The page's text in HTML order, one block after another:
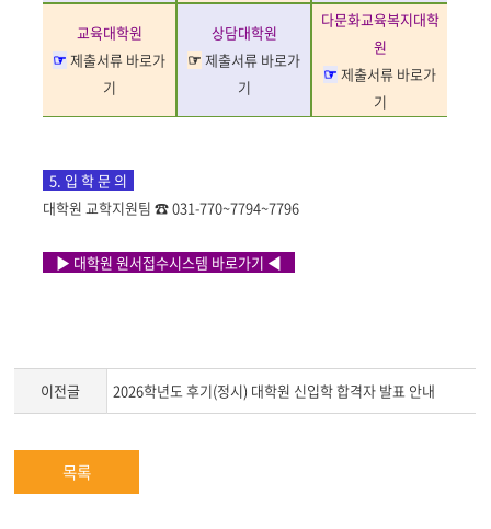
교육대학원
☞ 제출서류 바로가
기
상담대학원
☞ 제출서류 바로가
기
다문화교육복지대학
원
☞ 제출서류 바로가
기
5. 입 학 문 의
대학원 교학지원팀☎ 031-770~7794~7796
▶ 대학원 원서접수시스템 바로가기 ◀
이전글 2026학년도 후기(정시) 대학원 신입학 합격자 발표 안내
목록